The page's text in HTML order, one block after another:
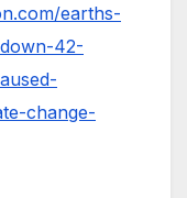
earths-
42-
change-